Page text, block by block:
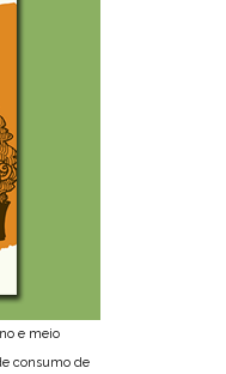
e meio
consumo de